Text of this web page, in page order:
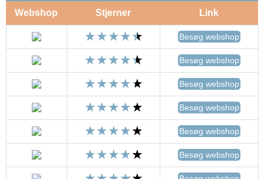
Webshop Stjerner Link
Besøg webshop
Besøg webshop
Besøg webshop
Besøg webshop
Besøg webshop
Besøg webshop